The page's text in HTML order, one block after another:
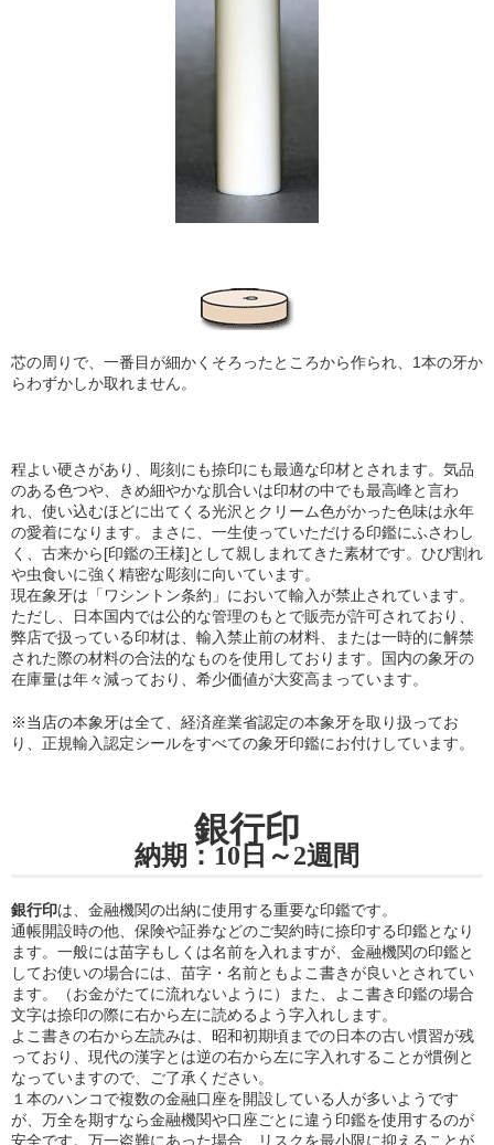
芯の周りで、一番目が細かくそろったところから作られ、1本の牙か
らわずかしか取れません。
程よい硬さがあり、彫刻にも捺印にも最適な印材とされます。気品
のある色つや、きめ細やかな肌合いは印材の中でも最高峰と言わ
れ、使い込むほどに出てくる光沢とクリーム色がかった色味は永年
の愛着になります。まさに、一生使っていただける印鑑にふさわし
く、古来から[印鑑の王様]として親しまれてきた素材です。ひび割れ
や虫食いに強く精密な彫刻に向いています。
現在象牙は「ワシントン条約」において輸入が禁止されています。
ただし、日本国内では公的な管理のもとで販売が許可されており、
弊店で扱っている印材は、輸入禁止前の材料、または一時的に解禁
された際の材料の合法的なものを使用しております。国内の象牙の
在庫量は年々減っており、希少価値が大変高まっています。
※当店の本象牙は全て、経済産業省認定の本象牙を取り扱ってお
り
、正規輸入認定シールをすべての象牙印鑑にお付けしています。
銀行印
納期：10日～2週間
銀行印は、金融機関の出納に使用する重要な印鑑です。
通帳開設時の他、保険や証券などのご契約時に捺印する印鑑となり
ます。一般には苗字もしくは名前を入れますが、金融機関の印鑑と
してお使いの場合には、苗字・名前ともよこ書きが良いとされてい
ます。（お金がたてに流れないように）また、よこ書き印鑑の場合
文字は捺印の際に右から左に読めるよう字入れします。
よこ書きの右から左読みは、昭和初期頃までの日本の古い慣習が残
っており、現代の漢字とは逆の右から左に字入れすることが慣例と
なっていますので、ご了承ください。
１本のハンコで複数の金融口座を開設している人が多いようです
が、万全を期すなら金融機関や口座ごとに違う印鑑を使用するのが
安全です。万一盗難にあった場合、リスクを最小限に抑えることが